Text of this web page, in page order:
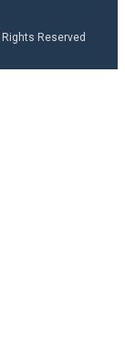
Reserved